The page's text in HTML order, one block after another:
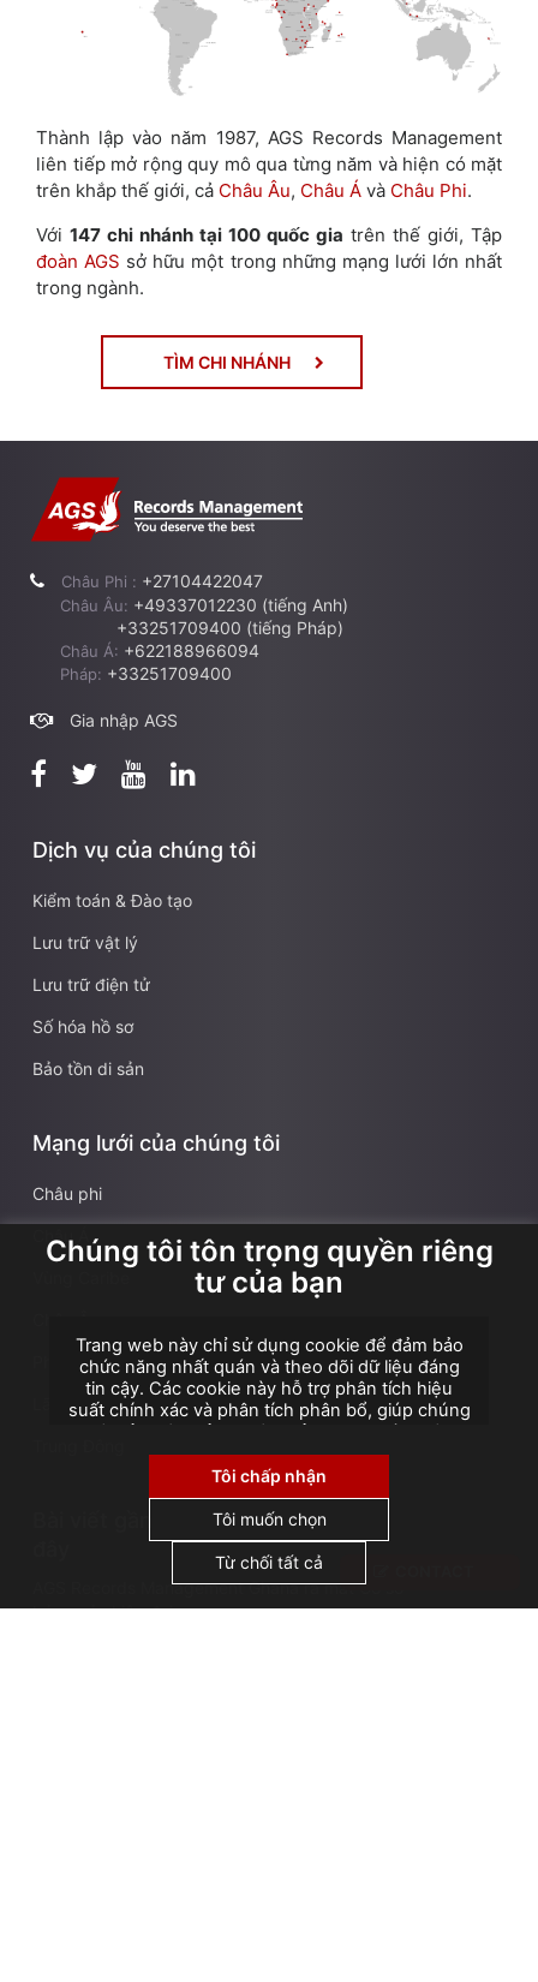
Thành lập vào năm 1987, AGS Records Management
liên tiếp mở rộng quy mô qua từng năm và hiện có mặt
trên khắp thế giới, cả Châu Âu, Châu Á và Châu Phi.
Với 147 chi nhánh tại 100 quốc gia trên thế giới, Tập
đoàn AGS sở hữu một trong những mạng lưới lớn nhất
trong ngành.
TÌM CHI NHÁNH
Châu Phi : +27104422047
Châu Âu: +49337012230 (tiếng Anh)
+33251709400 (tiếng Pháp)
Châu Á: +622188966094
Pháp: +33251709400
Gia nhập AGS
Dịch vụ của chúng tôi
Kiểm toán & Đào tạo
Lưu trữ vật lý
Lưu trữ điện tử
Số hóa hồ sơ
Bảo tồn di sản
Mạng lưới của chúng tôi
Châu phi
Châu Á
Lãnh thổ hải ngoại Pháp
AGS Records Management Ghana ra mắt Cơ sở
bảo quản hiện đại
Chúng tôi tôn trọng quyền riêng
tư của bạn
Trang web này chỉ sử dụng cookie để đảm bảo
chức năng nhất quán và theo dõi dữ liệu đáng
tin cậy. Các cookie này hỗ trợ phân tích hiệu
suất chính xác và phân tích phân bổ, giúp chúng
tôi cải thiện trải nghiệm của bạn. Chúng tôi
không sử dụng cookie cho quảng cáo hoặc tiếp
thị lại, và không chia sẻ hoặc bán dữ liệu cá
nhân cho bên thứ ba. Bằng cách nhấp vào
"Chấp nhận tất cả", bạn đồng ý với việc chúng
tôi sử dụng cookie.
Tôi chấp nhận
Tôi muốn chọn
Từ chối tất cả